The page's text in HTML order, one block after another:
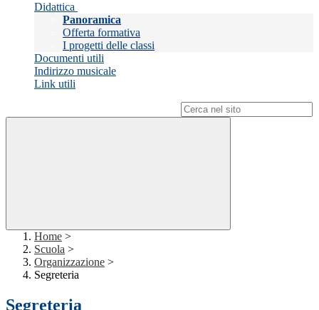
Didattica
Panoramica
Offerta formativa
I progetti delle classi
Documenti utili
Indirizzo musicale
Link utili
Home >
Scuola >
Organizzazione >
Segreteria
Segreteria